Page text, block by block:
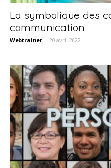
La symbolique des
communication
Webtrainer - 20 avril 2022